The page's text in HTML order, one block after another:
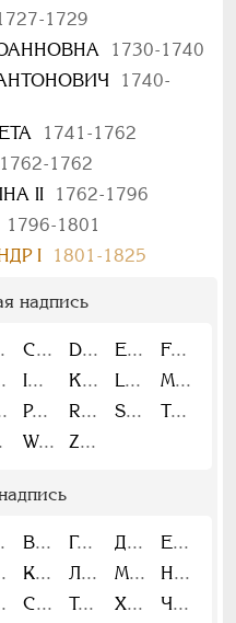
1729
1730-1740
1740-
1741-1762
1762-1762
II
1762-1796
1796-1801
I
1801-1825
надпись
C D E
F
I K L
M
P R S
T
W Z
В Г Д
Е
К Л М
Н
С Т Х
Ч